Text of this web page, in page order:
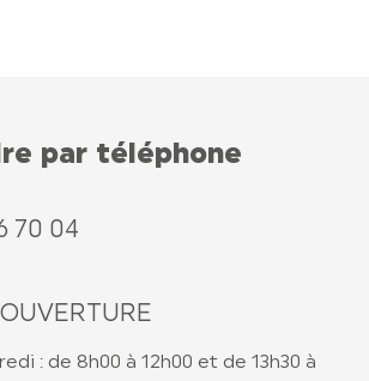
par téléphone
70 04
: de 8h00 à 12h00 et de 13h30 à